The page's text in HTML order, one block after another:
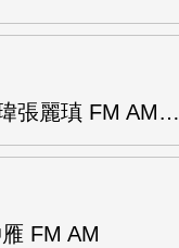
張麗瑱 FM AM…
FM AM